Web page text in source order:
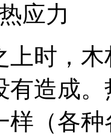
应力
时，木
有造成
样（各